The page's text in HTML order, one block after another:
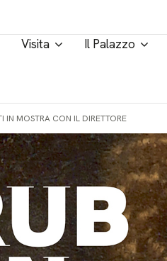
Visita Il Palazzo
IN MOSTRA CON IL DIRETTORE